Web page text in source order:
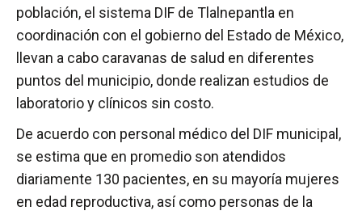
población, el sistema DIF de Tlalnepantla en
coordinación con el gobierno del Estado de México,
llevan a cabo caravanas de salud en diferentes
puntos del municipio, donde realizan estudios de
laboratorio y clínicos sin costo.
De acuerdo con personal médico del DIF municipal,
se estima que en promedio son atendidos
diariamente 130 pacientes, en su mayoría mujeres
en edad reproductiva, así como personas de la